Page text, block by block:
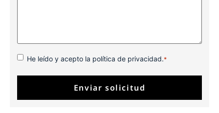
Consentimiento
He leído y acepto la política de privacidad.*